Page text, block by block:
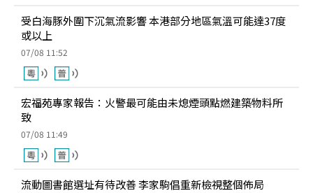
受白海豚外圍下沉氣流影響 本港部分地區氣溫可能達37度
或以上
07/08 11:52
宏福苑專家報告：火警最可能由未熄煙頭點燃建築物料所
致
07/08 11:49
流動圖書館選址有待改善 李家駒倡重新檢視整個佈局